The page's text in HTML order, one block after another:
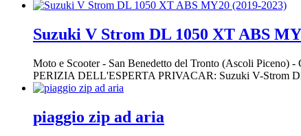
Suzuki V Strom DL 1050 XT ABS
Moto e Scooter- San Benedetto del Tronto (Ascoli Piceno) -
PERIZIA DELL'ESPERTA PRIVACAR: Suzuki V-Strom
piaggio zip ad aria